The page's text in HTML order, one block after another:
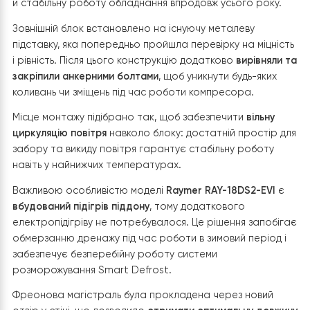
3. Монтаж зовнішнього блокуRaymer
18DS2-EVI
Монтаж зовнішнього блоку теплового насосуRaymer